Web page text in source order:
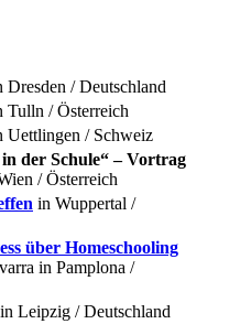
Dresden / Deutschland
Tulln / Österreich
Uettlingen / Schweiz
der Schule“ – Vortrag
/ Österreich
in Wuppertal /
über Homeschooling
in Pamplona /
in Leipzig / Deutschland